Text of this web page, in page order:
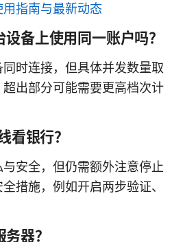
指南与最新动态
备上使用同一账户吗？
时连接，但具体并发数量取
出部分可能需要更高档次计
看银行？
安全，但仍需额外注意停止
措施，例如开启两步验证、
器？